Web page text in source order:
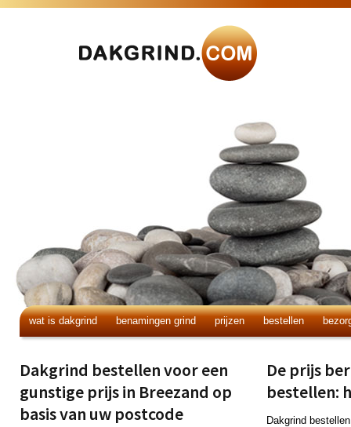
wat is dakgrind benamingen grind prijzen bestellen
Dakgrind bestellen voor een
gunstige prijs in Breezand op
basis van uw postcode
De prijs
bestellen:
Dakgrind